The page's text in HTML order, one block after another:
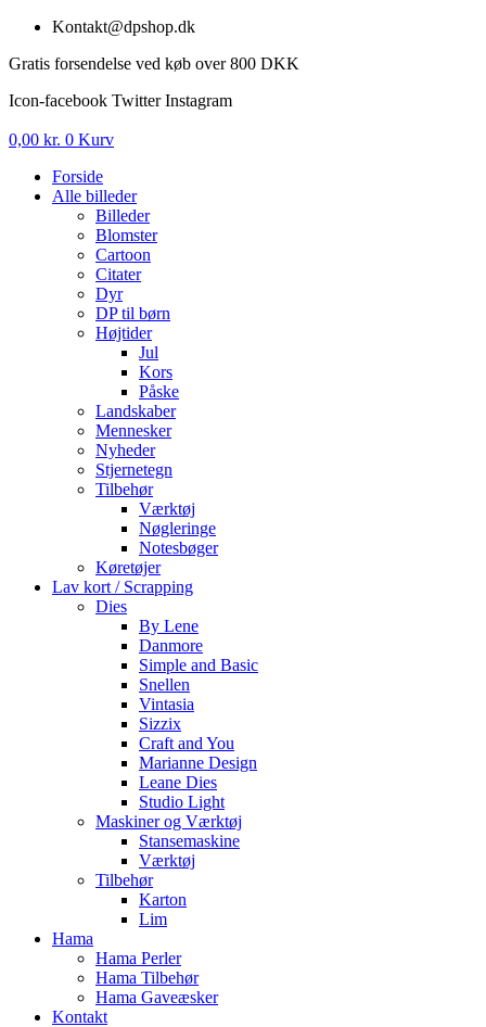
Videre
indhold
Kontakt@dpshop.dk
Gratis forsendelse ved køb over 800 DKK
Icon-facebook Twitter Instagram
0,00 kr. 0 Kurv
Forside
Alle billeder
Billeder
Blomster
Cartoon
Citater
Dyr
DP til børn
Højtider
Jul
Kors
Påske
Landskaber
Mennesker
Nyheder
Stjernetegn
Tilbehør
Værktøj
Nøgleringe
Notesbøger
Køretøjer
Lav kort / Scrapping
Dies
By Lene
Danmore
Simple and Basic
Snellen
Vintasia
Sizzix
Craft and You
Marianne Design
Leane Dies
Studio Light
Maskiner og Værktøj
Stansemaskine
Værktøj
Tilbehør
Karton
Lim
Hama
Hama Perler
Hama Tilbehør
Hama Gaveæsker
Kontakt